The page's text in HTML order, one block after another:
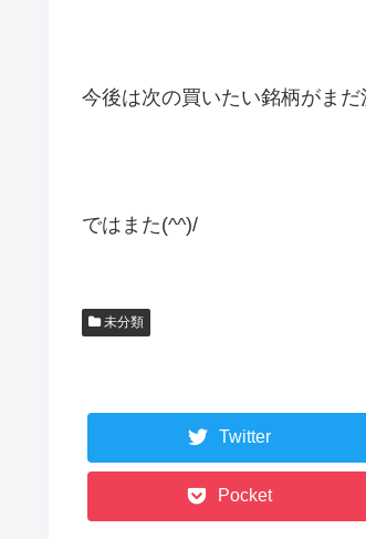
今後は次の買いたい銘柄がま
ではまた(^^)/
未分類
Twitter
Pocket